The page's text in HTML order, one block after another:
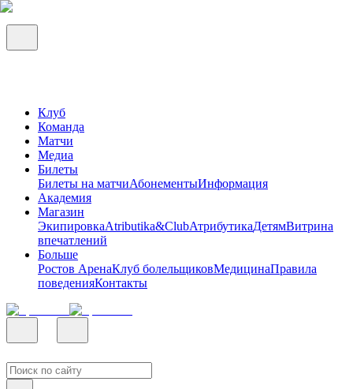
Клуб
Команда
Матчи
Медиа
Билеты
Билеты на матчиАбонементыИнформация
Академия
Магазин
ЭкипировкаAtributika&ClubАтрибутикаДетямВитрина
впечатлений
Больше
Ростов АренаКлуб болельщиковМедицинаПравила
поведенияКонтакты